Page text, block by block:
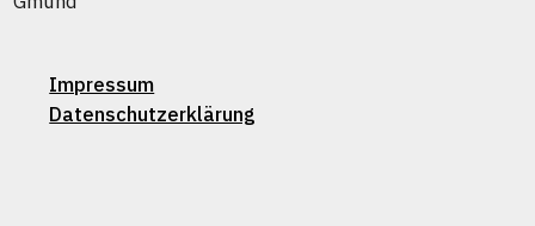
Impressum
Datenschutzerklärung